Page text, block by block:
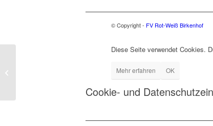
© Copyright - FV Rot-Weiß Birkenhof
Diese Seite verwendet Cookies.
Mehr erfahren OK
Cookie- und